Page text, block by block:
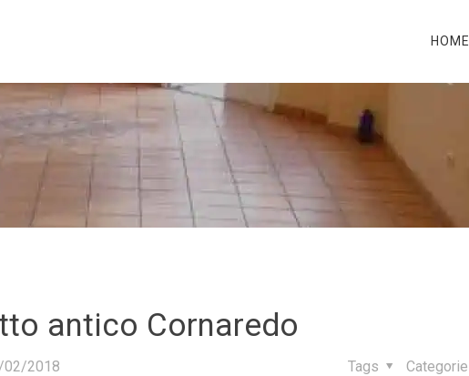
HOME
antico Cornaredo
02/2018 Categorie
Tags